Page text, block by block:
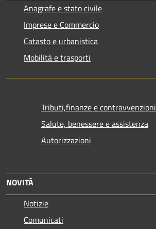
Anagrafe e stato civile
Imprese e Commercio
Catasto e urbanistica
Mobilità e trasporti
Tributi,finanze e contravvenzioni
Salute, benessere e assistenza
Autorizzazioni
NOVITÀ
Notizie
Comunicati